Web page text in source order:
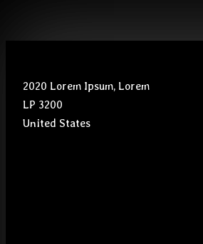
2020 Lorem Ipsum, Lorem
LP 3200
United States